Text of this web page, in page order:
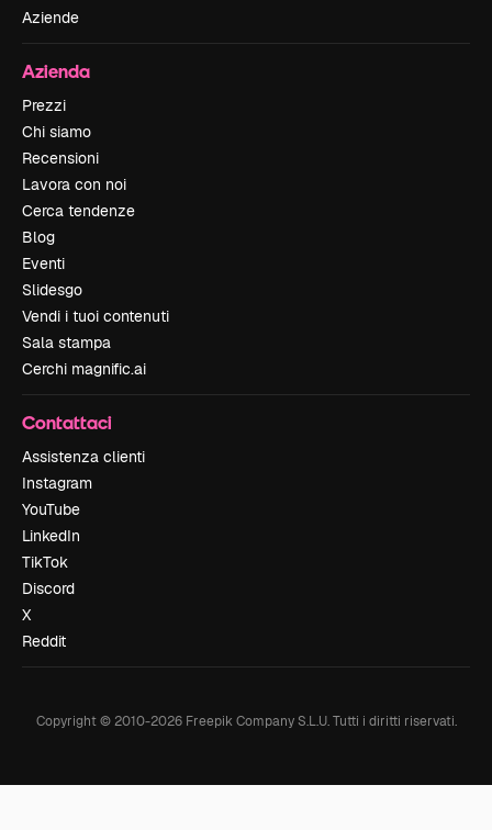
Aziende
Azienda
Prezzi
Chi siamo
Recensioni
Lavora con noi
Cerca tendenze
Blog
Eventi
Slidesgo
Vendi i tuoi contenuti
Sala stampa
Cerchi magnific.ai
Contattaci
Assistenza clienti
Instagram
YouTube
LinkedIn
TikTok
Discord
X
Reddit
Copyright © 2010-2026Freepik Company S.L.U. Tutti i diritti riservati.